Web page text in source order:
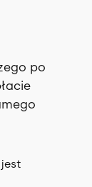
po